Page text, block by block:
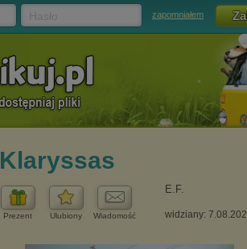
zapomniałem
Klaryssas
Prezent Ulubiony Wiadomość
E.F.
widziany: